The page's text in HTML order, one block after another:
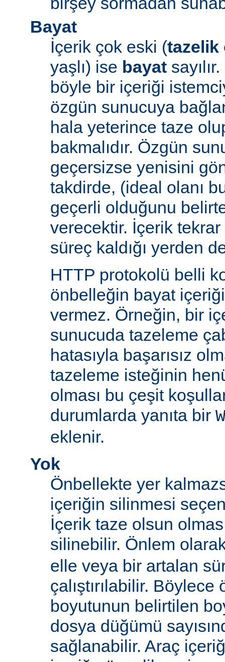
Bayat
İçerik çok eski (tazelik
yaşlı) ise bayat
böyle bir içeriği
özgün sunucuya
hala yeterince taze
bakmalıdır. Özgün
geçersizse yenisini
takdirde, (ideal olanı
geçerli olduğunu
verecektir. İçerik
süreç kaldığı yerden
HTTP protokolü belli
önbelleğin bayat
vermez. Örneğin, bir
sunucuda tazeleme
hatasıyla başarısız
tazeleme isteğinin
olması bu çeşit
durumlarda yanıta bir
eklenir.
Yok
Önbellekte yer
içeriğin silinmesi
İçerik taze olsun
silinebilir. Önlem
elle veya bir artalan
çalıştırılabilir.
boyutunun belirtilen
dosya düğümü
sağlanabilir. Araç